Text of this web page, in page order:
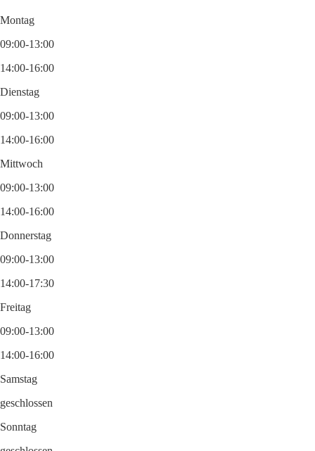
Montag
09:00-13:00
14:00-16:00
Dienstag
09:00-13:00
14:00-16:00
Mittwoch
09:00-13:00
14:00-16:00
Donnerstag
09:00-13:00
14:00-17:30
Freitag
09:00-13:00
14:00-16:00
Samstag
geschlossen
Sonntag